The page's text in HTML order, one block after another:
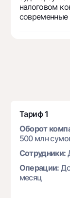
Часто
Полезные
Часто
Пресс-центр
Офисы и
Согласие на
Следите за нами в
налоговом
Тариф 1
Оборот
500 млн
Сотрудники:
Операции:
месяц